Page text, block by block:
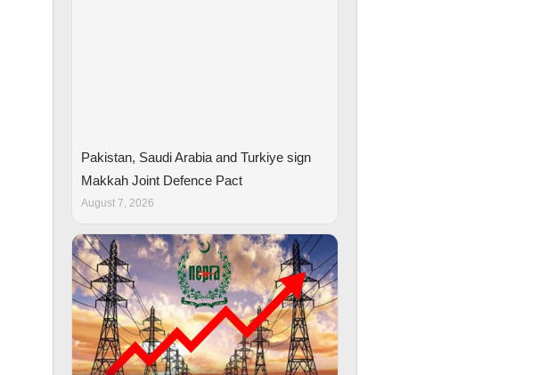
Pakistan, Saudi Arabia and Turkiye sign
Makkah Joint Defence Pact
August 7, 2026